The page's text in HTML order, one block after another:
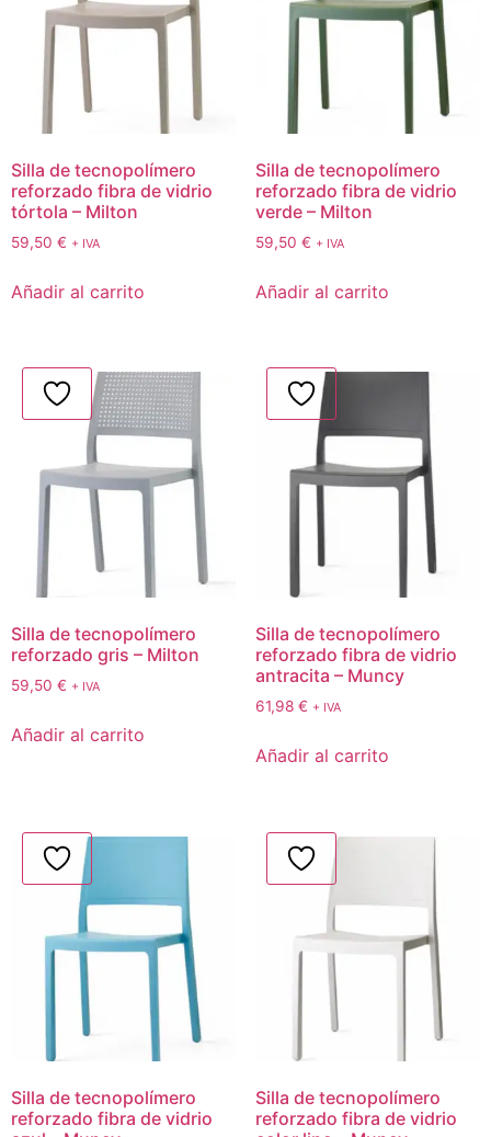
Silla de tecnopolímero
reforzado fibra de vidrio
tórtola – Milton
59,50 € + IVA
Añadir al carrito
Silla de tecnopolímero
reforzado fibra de vidrio
verde – Milton
59,50 € + IVA
Añadir al carrito
Silla de tecnopolímero
reforzado gris – Milton
59,50 € + IVA
Añadir al carrito
Silla de tecnopolímero
reforzado fibra de vidrio
antracita – Muncy
61,98 € + IVA
Añadir al carrito
Silla de tecnopolímero
reforzado fibra de vidrio
Silla de tecnopolímero
reforzado fibra de vidrio